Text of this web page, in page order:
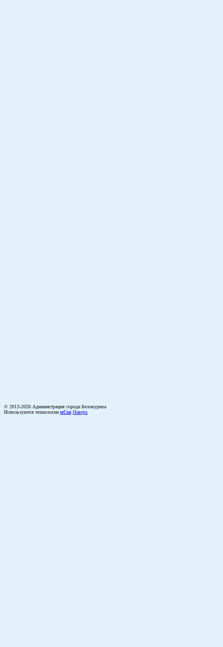
© 2013-2026 Администрация города Белокуриха
Используются технологии uCoz Наверх